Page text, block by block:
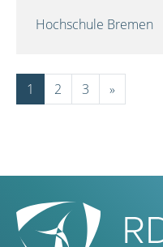
Hochschule Bremen
1 2 3 »